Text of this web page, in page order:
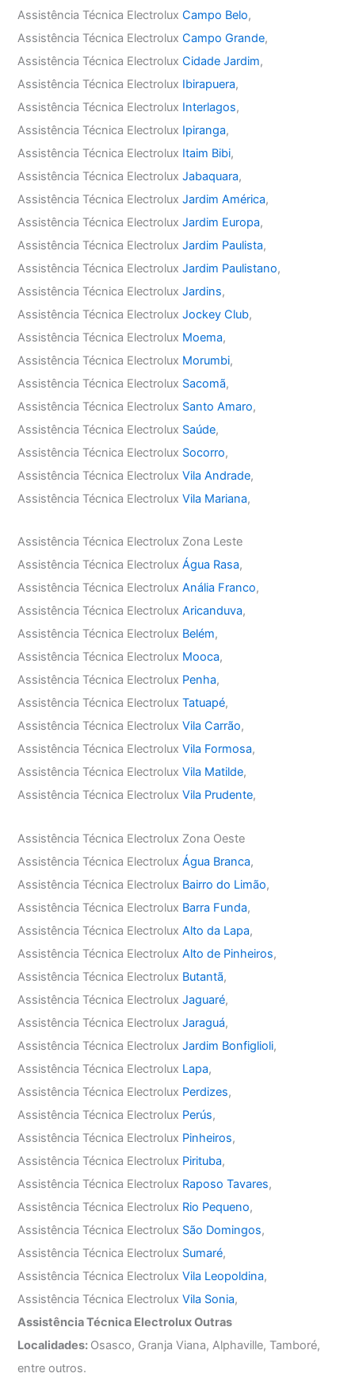
Assistência Técnica ElectroluxCampo Belo,
Assistência Técnica ElectroluxCampo Grande,
Assistência Técnica ElectroluxCidade Jardim,
Assistência Técnica Electrolux Ibirapuera,
Assistência Técnica Electrolux Interlagos,
Assistência Técnica Electrolux Ipiranga,
Assistência Técnica Electrolux Itaim Bibi,
Assistência Técnica ElectroluxJabaquara,
Assistência Técnica ElectroluxJardim América,
Assistência Técnica ElectroluxJardim Europa,
Assistência Técnica ElectroluxJardim Paulista,
Assistência Técnica ElectroluxJardim Paulistano,
Assistência Técnica ElectroluxJardins,
Assistência Técnica ElectroluxJockey Club,
Assistência Técnica Electrolux Moema,
Assistência Técnica Electrolux Morumbi,
Assistência Técnica Electrolux Sacomã,
Assistência Técnica Electrolux Santo Amaro,
Assistência Técnica Electrolux Saúde,
Assistência Técnica Electrolux Socorro,
Assistência Técnica ElectroluxVila Andrade,
Assistência Técnica ElectroluxVila Mariana,
Assistência Técnica Electrolux Zona Leste
Assistência Técnica ElectroluxÁgua Rasa,
Assistência Técnica ElectroluxAnália Franco,
Assistência Técnica ElectroluxAricanduva,
Assistência Técnica Electrolux Belém,
Assistência Técnica Electrolux Mooca,
Assistência Técnica Electrolux Penha,
Assistência Técnica ElectroluxTatuapé,
Assistência Técnica ElectroluxVila Carrão,
Assistência Técnica ElectroluxVila Formosa,
Assistência Técnica ElectroluxVila Matilde,
Assistência Técnica ElectroluxVila Prudente,
Assistência Técnica Electrolux Zona Oeste
Assistência Técnica ElectroluxÁgua Branca,
Assistência Técnica Electrolux Bairro do Limão,
Assistência Técnica Electrolux Barra Funda,
Assistência Técnica ElectroluxAlto da Lapa,
Assistência Técnica ElectroluxAlto de Pinheiros,
Assistência Técnica Electrolux Butantã,
Assistência Técnica ElectroluxJaguaré,
Assistência Técnica ElectroluxJaraguá,
Assistência Técnica ElectroluxJardim Bonfiglioli,
Assistência Técnica Electrolux Lapa,
Assistência Técnica Electrolux Perdizes,
Assistência Técnica Electrolux Perús,
Assistência Técnica Electrolux Pinheiros,
Assistência Técnica Electrolux Pirituba,
Assistência Técnica Electrolux Raposo Tavares,
Assistência Técnica Electrolux Rio Pequeno,
Assistência Técnica Electrolux São Domingos,
Assistência Técnica Electrolux Sumaré,
Assistência Técnica ElectroluxVila Leopoldina,
Assistência Técnica ElectroluxVila Sonia,
Assistência Técnica Electrolux Outras
Localidades: Osasco, Granja Viana, Alphaville, Tamboré,
entre outros.